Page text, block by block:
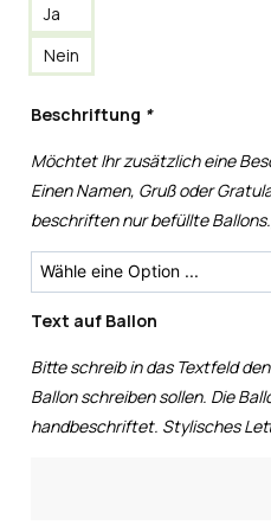
Ja
Nein
Beschriftung *
Möchtet Ihr zusätzlich eine
Einen Namen, Gruß oder
beschriften nur befüllte
Text auf Ballon
Bitte schreib in das Textfeld
Ballon schreiben sollen. Die
handbeschriftet. Stylisches